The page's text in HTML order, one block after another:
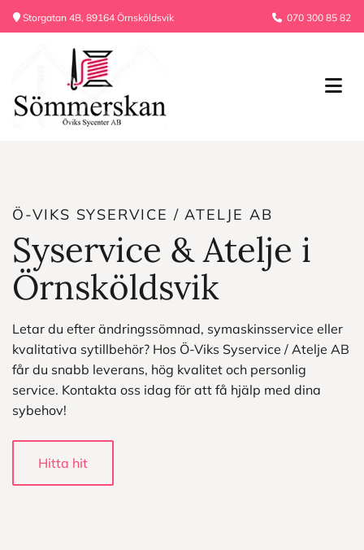
 Storgatan 4B, 89164 Örnsköldsvik  070 300 85 82
Ö-VIKS SYSERVICE / ATELJE AB
Syservice & Atelje i
Örnsköldsvik
Letar du efter ändringssömnad, symaskinsservice eller
kvalitativa sytillbehör? Hos Ö-Viks Syservice / Atelje AB
får du snabb leverans, hög kvalitet och personlig
service. Kontakta oss idag för att få hjälp med dina
sybehov!
Hitta hit